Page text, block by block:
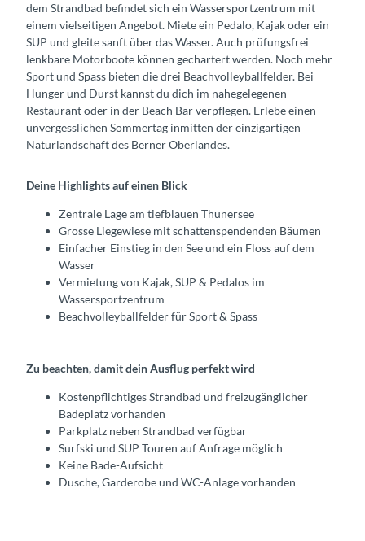
dem Strandbad befindet sich ein Wassersportzentrum mit
einem vielseitigen Angebot. Miete ein Pedalo, Kajak oder ein
SUP und gleite sanft über das Wasser. Auch prüfungsfrei
lenkbare Motorboote können gechartert werden. Noch mehr
Sport und Spass bieten die drei Beachvolleyballfelder. Bei
Hunger und Durst kannst du dich im nahegelegenen
Restaurant oder in der Beach Bar verpflegen. Erlebe einen
unvergesslichen Sommertag inmitten der einzigartigen
Naturlandschaft des Berner Oberlandes.
Deine Highlights auf einen Blick
Zentrale Lage am tiefblauen Thunersee
Grosse Liegewiese mit schattenspendenden Bäumen
Einfacher Einstieg in den See und ein Floss auf dem
Wasser
Vermietung von Kajak, SUP & Pedalos im
Wassersportzentrum
Beachvolleyballfelder für Sport & Spass
Zu beachten, damit dein Ausflug perfekt wird
Kostenpflichtiges Strandbad und freizugänglicher
Badeplatz vorhanden
Parkplatz neben Strandbad verfügbar
Surfski und SUP Touren auf Anfrage möglich
Keine Bade-Aufsicht
Dusche, Garderobe und WC-Anlage vorhanden